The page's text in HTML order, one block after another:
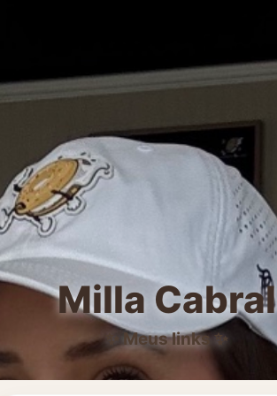
Milla Cabral
✨ Meus links ✨